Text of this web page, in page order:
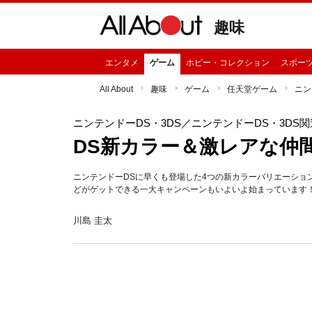
趣味
エンタメ ゲーム ホビー・コレクション スポー
All About 趣味 ゲーム 任天堂ゲーム ニ
ニンテンドーDS・3DS／ニンテンドーDS・3DS
DS新カラー＆激レアな仲
ニンテンドーDSに早くも登場した4つの新カラーバリエーシ
どがゲットできる一大キャンペーンもいよいよ始まっています
川島 圭太